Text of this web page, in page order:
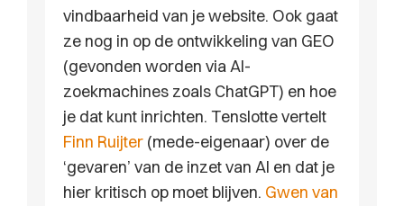
vindbaarheid van je website. Ook gaat
ze nog in op de ontwikkeling van GEO
(gevonden worden via AI-
zoekmachines zoals ChatGPT) en hoe
je dat kunt inrichten. Tenslotte vertelt
Finn Ruijter (mede-eigenaar) over de
‘gevaren’ van de inzet van AI en dat je
hier kritisch op moet blijven. Gwen van